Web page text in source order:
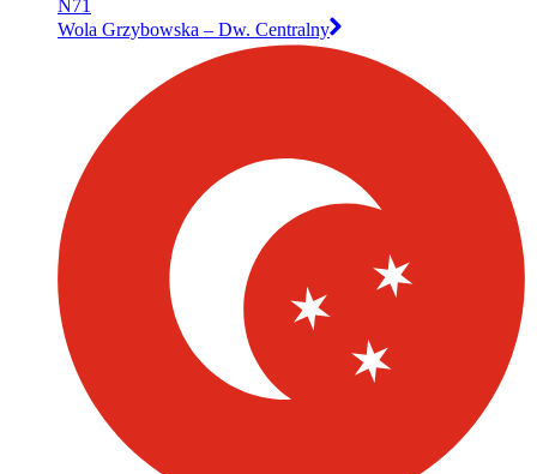
N71
Wola Grzybowska – Dw. Centralny